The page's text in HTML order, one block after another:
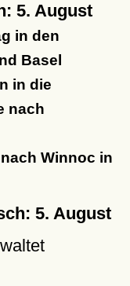
5. August
in den
Basel
in die
nach
Winnoc in
5. August